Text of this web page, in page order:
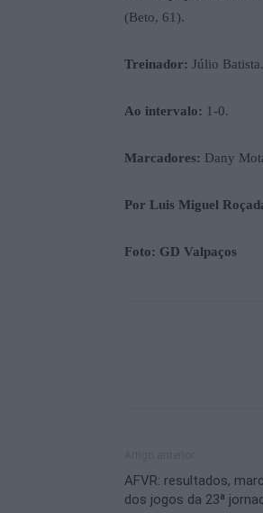
(Beto, 61).
Treinador: Júlio Batista.
Ao intervalo: 1-0.
Marcadores: Dany
Por Luis Miguel
Foto: GD Valpaços
AFVR: resultados,
dos jogos da 23ª